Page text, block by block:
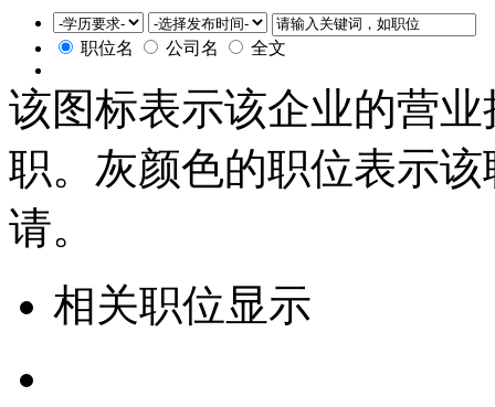
职位名 公司名 全文
该图标表示该企业的营
职。灰颜色的职位表示
请。
相关职位显示